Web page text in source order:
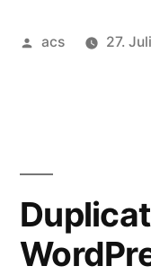
Veröffentlicht
acs 27.